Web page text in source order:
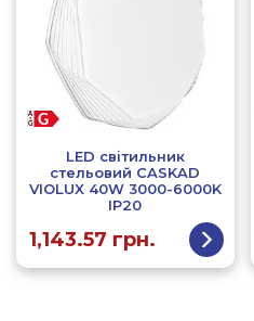
LED світильник
стельовий CASKAD
VIOLUX 40W 3000-6000K
IP20
1,143.57 грн.